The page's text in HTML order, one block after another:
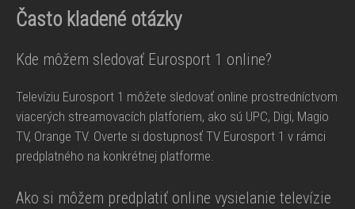
Často kladené otázky
Kde môžem sledovať Eurosport 1 online?
Televíziu Eurosport 1 môžete sledovať online prostredníctvom
viacerých streamovacích platforiem, ako sú UPC, Digi, Magio
TV, Orange TV. Overte si dostupnosť TV Eurosport 1 v rámci
predplatného na konkrétnej platforme.
Ako si môžem predplatiť online vysielanie televízie